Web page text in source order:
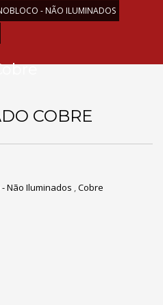
- NÃO ILUMINADOS
COBRE
Não Iluminados ,Cobre